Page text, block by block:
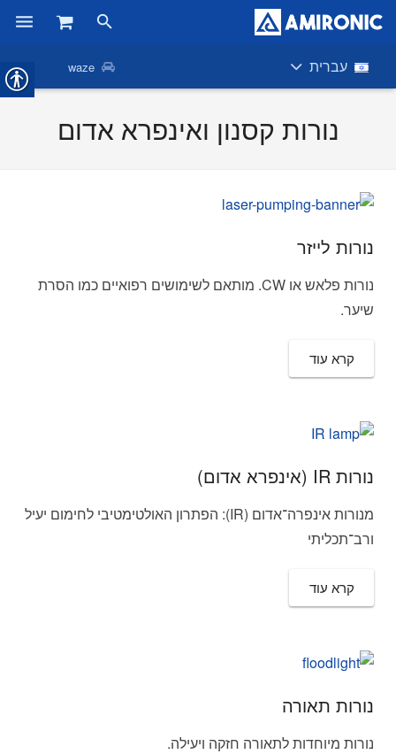
ראשי
צור קשר
עברית waze
נורות קסנון ואינפרא אדום
נורות לייזר
נורות פלאש או CW. מותאם לשימושים רפואיים כמו הסרת
שיער.
קרא עוד
נורות IR (אינפרא אדום)
מנורות אינפרה־אדום (IR): הפתרון האולטימטיבי לחימום יעיל
ורב־תכליתי
קרא עוד
נורות תאורה
נורות מיוחדות לתאורה חזקה ויעילה.